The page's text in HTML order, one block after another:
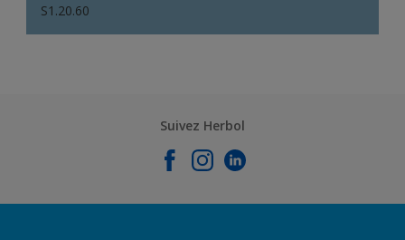
S1.20.60
Suivez Herbol